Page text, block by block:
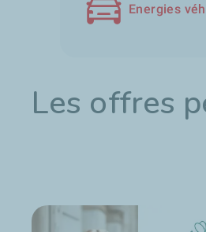
Energies
Les offres